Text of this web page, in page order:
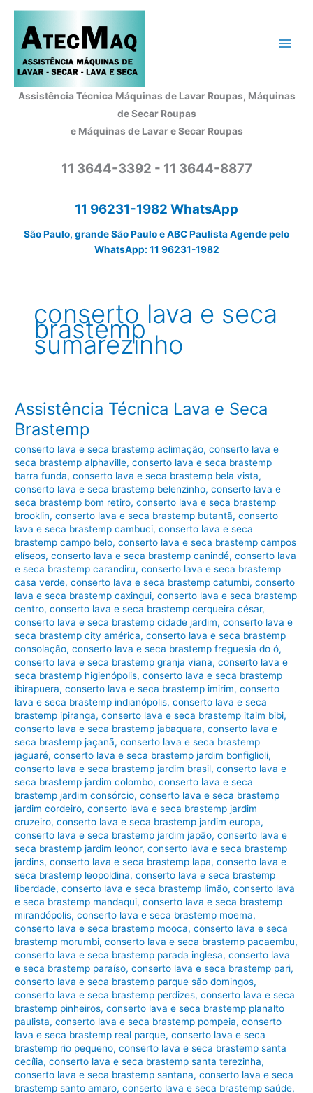
Assistência Técnica Máquinas de Lavar Roupas, Máquinas
de Secar Roupas
e Máquinas de Lavar e Secar Roupas
11 3644-3392 - 11 3644-8877
11 96231-1982 WhatsApp
São Paulo, grande São Paulo e ABC Paulista Agende pelo
WhatsApp: 11 96231-1982
conserto lava e seca
brastemp
sumarezinho
Assistência Técnica Lava e Seca
Brastemp
conserto lava e seca brastemp aclimação,conserto lava e
seca brastemp alphaville,conserto lava e seca brastemp
barra funda,conserto lava e seca brastemp bela vista,
conserto lava e seca brastemp belenzinho,conserto lava e
seca brastemp bom retiro,conserto lava e seca brastemp
brooklin,conserto lava e seca brastemp butantã,conserto
lava e seca brastemp cambuci,conserto lava e seca
brastemp campo belo,conserto lava e seca brastemp campos
elíseos,conserto lava e seca brastemp canindé,conserto lava
e seca brastemp carandiru,conserto lava e seca brastemp
casa verde,conserto lava e seca brastemp catumbi,conserto
lava e seca brastemp caxingui,conserto lava e seca brastemp
centro,conserto lava e seca brastemp cerqueira césar,
conserto lava e seca brastemp cidade jardim,conserto lava e
seca brastemp city américa,conserto lava e seca brastemp
consolação,conserto lava e seca brastemp freguesia do ó,
conserto lava e seca brastemp granja viana,conserto lava e
seca brastemp higienópolis,conserto lava e seca brastemp
ibirapuera,conserto lava e seca brastemp imirim,conserto
lava e seca brastemp indianópolis,conserto lava e seca
brastemp ipiranga,conserto lava e seca brastemp itaim bibi,
conserto lava e seca brastemp jabaquara,conserto lava e
seca brastemp jaçanã,conserto lava e seca brastemp
jaguaré,conserto lava e seca brastemp jardim bonfiglioli,
conserto lava e seca brastemp jardim brasil,conserto lava e
seca brastemp jardim colombo,conserto lava e seca
brastemp jardim consórcio,conserto lava e seca brastemp
jardim cordeiro,conserto lava e seca brastemp jardim
cruzeiro,conserto lava e seca brastemp jardim europa,
conserto lava e seca brastemp jardim japão,conserto lava e
seca brastemp jardim leonor,conserto lava e seca brastemp
jardins,conserto lava e seca brastemp lapa,conserto lava e
seca brastemp leopoldina,conserto lava e seca brastemp
liberdade,conserto lava e seca brastemp limão,conserto lava
e seca brastemp mandaqui,conserto lava e seca brastemp
mirandópolis,conserto lava e seca brastemp moema,
conserto lava e seca brastemp mooca,conserto lava e seca
brastemp morumbi,conserto lava e seca brastemp pacaembu,
conserto lava e seca brastemp parada inglesa,conserto lava
e seca brastemp paraíso,conserto lava e seca brastemp pari,
conserto lava e seca brastemp parque são domingos,
conserto lava e seca brastemp perdizes,conserto lava e seca
brastemp pinheiros,conserto lava e seca brastemp planalto
paulista,conserto lava e seca brastemp pompeia,conserto
lava e seca brastemp real parque,conserto lava e seca
brastemp rio pequeno,conserto lava e seca brastemp santa
cecília,conserto lava e seca brastemp santa terezinha,
conserto lava e seca brastemp santana,conserto lava e seca
brastemp santo amaro,conserto lava e seca brastemp saúde,